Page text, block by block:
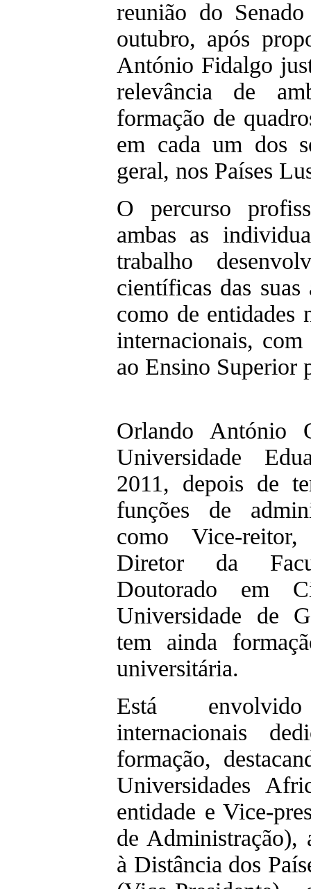
reunião do
outubro, após
António Fidalgo
relevância de
formação de
em cada um dos
geral, nos Países
O percurso
ambas as
trabalho
científicas das
como de entidades
internacionais,
ao Ensino Superior
Orlando António
Universidade
2011, depois de
funções de
como Vice-
Diretor da
Doutorado em
Universidade de
tem ainda
universitária.
Está
internacionais
formação,
Universidades
entidade e Vice-
de Administração),
à Distância dos